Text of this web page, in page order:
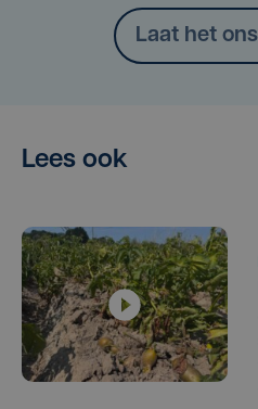
Laat het
Lees ook